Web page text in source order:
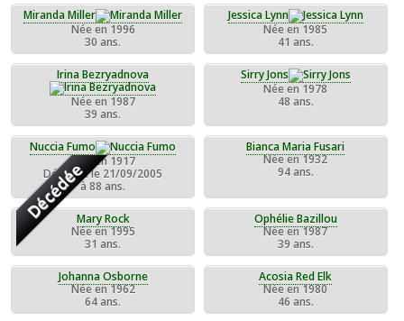
Miranda Miller
Née en 1996
30 ans.
Jessica Lynn
Née en 1985
41 ans.
Irina Bezryadnova
Née en 1987
39 ans.
Sirry Jons
Née en 1978
48 ans.
Nuccia Fumo
DécédéeNée en 1917
Décédée le 21/09/2005
à 88 ans.
Bianca Maria Fusari
Née en 1932
94 ans.
Mary Rock
Née en 1995
31 ans.
Ophélie Bazillou
Née en 1987
39 ans.
Johanna Osborne
Née en 1962
64 ans.
Acosia Red Elk
Née en 1980
46 ans.